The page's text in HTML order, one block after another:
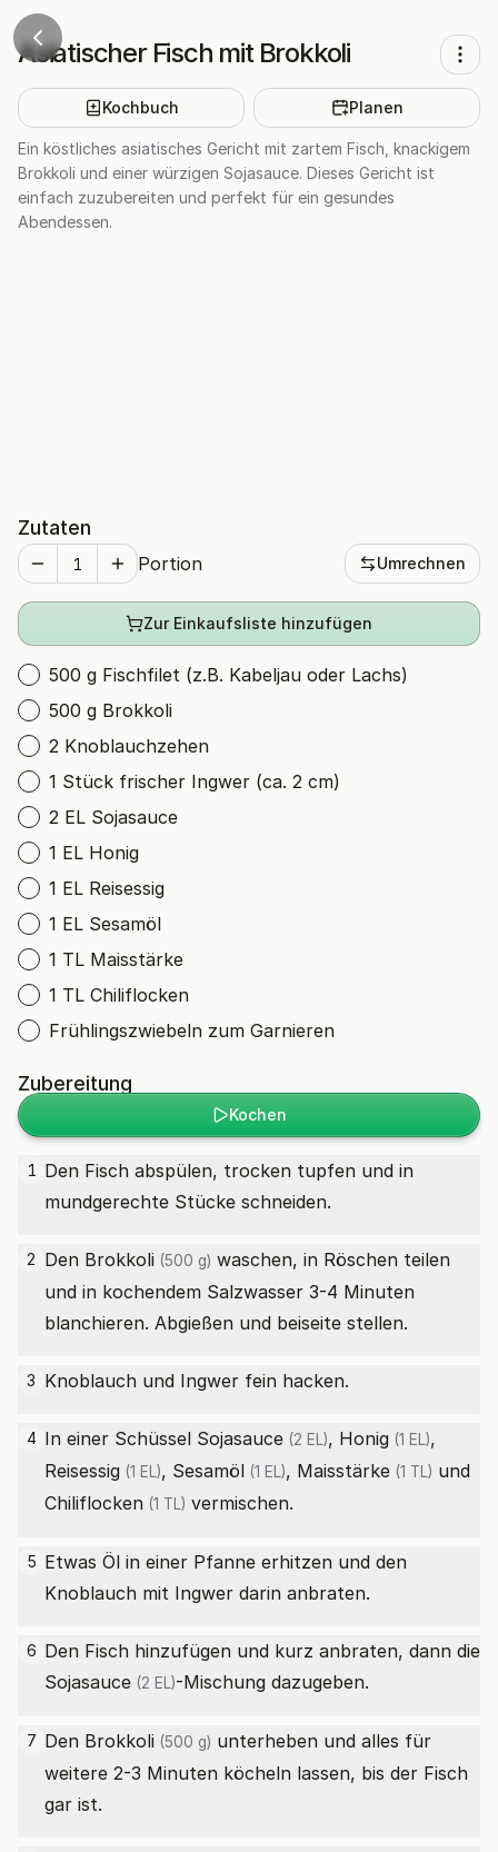
Asiatischer Fisch mit Brokkoli
Kochbuch Planen
Ein köstliches asiatisches Gericht mit zartem Fisch, knackigem
Brokkoli und einer würzigen Sojasauce. Dieses Gericht ist
einfach zuzubereiten und perfekt für ein gesundes
Abendessen.
Zutaten
Portion Umrechnen
Zur Einkaufsliste hinzufügen
500 g Fischfilet (z.B. Kabeljau oder Lachs)
500 g Brokkoli
2 Knoblauchzehen
1 Stück frischer Ingwer (ca. 2 cm)
2 EL Sojasauce
1 EL Honig
1 EL Reisessig
1 EL Sesamöl
1 TL Maisstärke
1 TL Chiliflocken
Frühlingszwiebeln zum Garnieren
Zubereitung
Kochen
1 Den Fisch abspülen, trocken tupfen und in
mundgerechte Stücke schneiden.
2 Den Brokkoli (500 g) waschen, in Röschen teilen
und in kochendem Salzwasser 3-4 Minuten
blanchieren. Abgießen und beiseite stellen.
3 Knoblauch und Ingwer fein hacken.
4 In einer Schüssel Sojasauce (2 EL), Honig (1 EL),
Reisessig (1 EL), Sesamöl (1 EL), Maisstärke (1 TL) und
Chiliflocken (1 TL) vermischen.
5 Etwas Öl in einer Pfanne erhitzen und den
Knoblauch mit Ingwer darin anbraten.
6 Den Fisch hinzufügen und kurz anbraten, dann die
Sojasauce (2 EL)-Mischung dazugeben.
7 Den Brokkoli (500 g) unterheben und alles für
weitere 2-3 Minuten köcheln lassen, bis der Fisch
gar ist.